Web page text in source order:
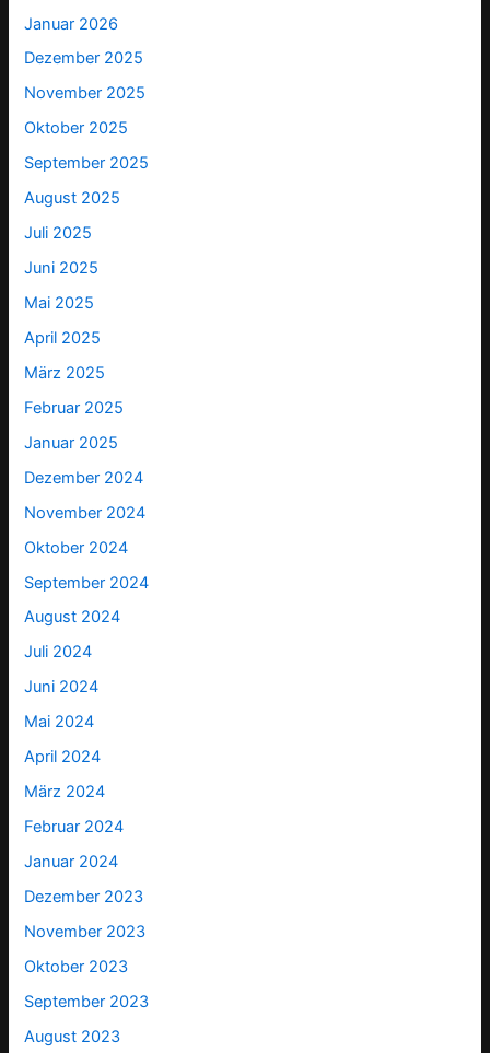
Januar 2026
Dezember 2025
November 2025
Oktober 2025
September 2025
August 2025
Juli 2025
Juni 2025
Mai 2025
April 2025
März 2025
Februar 2025
Januar 2025
Dezember 2024
November 2024
Oktober 2024
September 2024
August 2024
Juli 2024
Juni 2024
Mai 2024
April 2024
März 2024
Februar 2024
Januar 2024
Dezember 2023
November 2023
Oktober 2023
September 2023
August 2023